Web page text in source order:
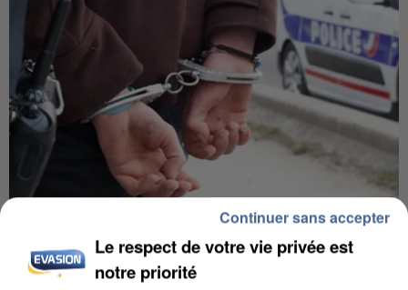
L’UN DES FONDATEURS SUPPOSÉS DE LA DZ
MAFIA INTERPELLÉ EN ALGÉRIE
Le respect de votre vie privée est
notre priorité
Continuer sans accepter